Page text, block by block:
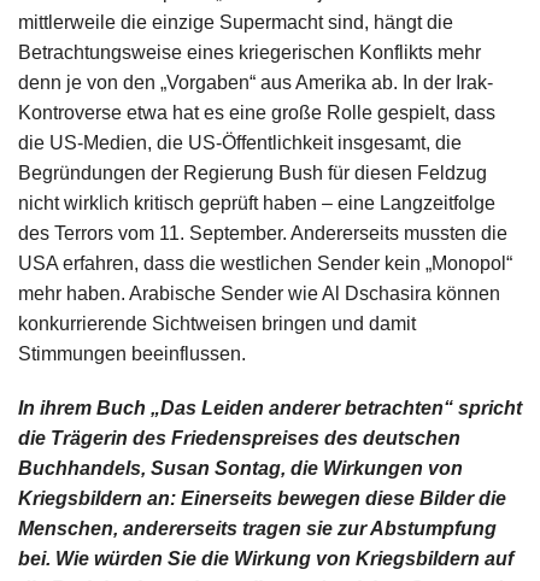
mittlerweile die einzige Supermacht sind, hängt die
Betrachtungsweise eines kriegerischen Konflikts mehr
denn je von den „Vorgaben“ aus Amerika ab. In der Irak-
Kontroverse etwa hat es eine große Rolle gespielt, dass
die US-Medien, die US-Öffentlichkeit insgesamt, die
Begründungen der Regierung Bush für diesen Feldzug
nicht wirklich kritisch geprüft haben – eine Langzeitfolge
des Terrors vom 11. September. Andererseits mussten die
USA erfahren, dass die westlichen Sender kein „Monopol“
mehr haben. Arabische Sender wie Al Dschasira können
konkurrierende Sichtweisen bringen und damit
Stimmungen beeinflussen.
In ihrem Buch „Das Leiden anderer betrachten“ spricht
die Trägerin des Friedenspreises des deutschen
Buchhandels, Susan Sontag, die Wirkungen von
Kriegsbildern an: Einerseits bewegen diese Bilder die
Menschen, andererseits tragen sie zur Abstumpfung
bei. Wie würden Sie die Wirkung von Kriegsbildern auf